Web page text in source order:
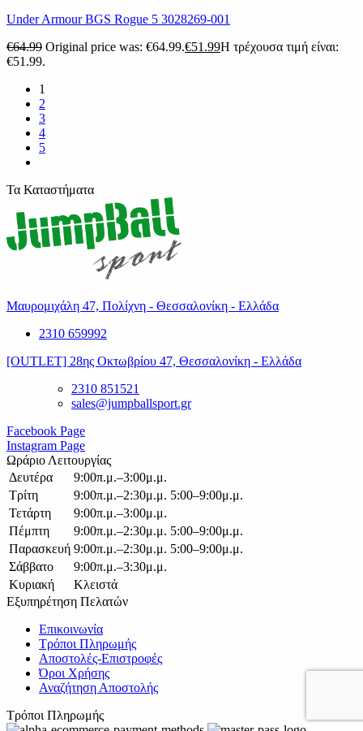
Under Armour BGS Rogue 5 3028269-001
€64.99 Original price was: €64.99.€51.99Η τρέχουσα τιμή είναι:
€51.99.
1
2
3
4
5
Τα Καταστήματα
Μαυρομιχάλη 47, Πολίχνη - Θεσσαλονίκη - Ελλάδα
2310 659992
[OUTLET] 28ης Οκτωβρίου 47, Θεσσαλονίκη - Ελλάδα
2310 851521
sales@jumpballsport.gr
Facebook Page
Instagram Page
Ωράριο Λειτουργίας
Δευτέρα
9:00π.μ.–3:00μ.μ.
Τρίτη
9:00π.μ.–2:30μ.μ. 5:00–9:00μ.μ.
Τετάρτη
9:00π.μ.–3:00μ.μ.
Πέμπτη
9:00π.μ.–2:30μ.μ. 5:00–9:00μ.μ.
Παρασκευή 9:00π.μ.–2:30μ.μ. 5:00–9:00μ.μ.
Σάββατο
9:00π.μ.–3:30μ.μ.
Κυριακή
Κλειστά
Εξυπηρέτηση Πελατών
Επικοινωνία
Τρόποι Πληρωμής
Αποστολές-Επιστροφές
Όροι Χρήσης
Αναζήτηση Αποστολής
Τρόποι Πληρωμής